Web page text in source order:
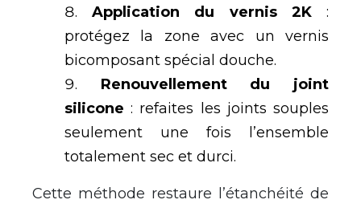
Application du vernis 2K:
protégez la zone avec un vernis
bicomposant spécial douche.
Renouvellement du joint
silicone : refaites les joints souples
seulement une fois l’ensemble
totalement sec et durci.
Cette méthode restaure l’étanchéité de